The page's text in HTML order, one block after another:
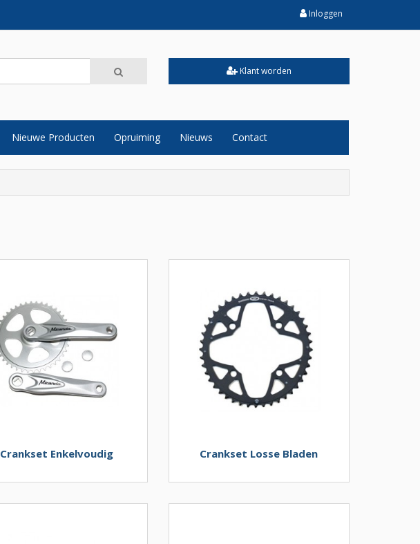
Inloggen
Klant worden
Nieuwe Producten Opruiming Nieuws Contact
Crankset Enkelvoudig Crankset Losse Bladen